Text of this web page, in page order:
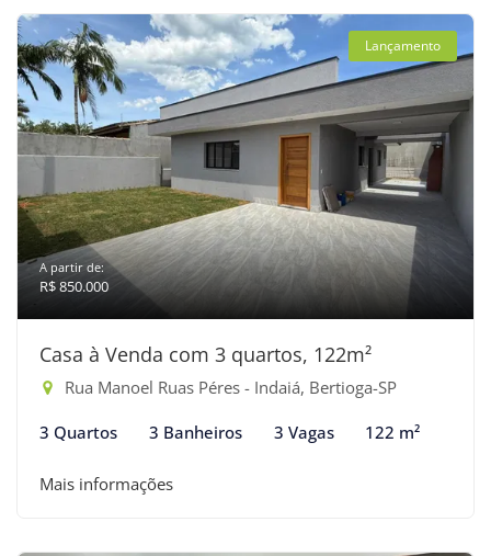
Lançamento
A partir de:
R$ 850.000
Casa à Venda com 3 quartos, 122m²
Rua Manoel Ruas Péres - Indaiá, Bertioga-SP
3 Quartos 3 Banheiros 3 Vagas 122 m²
Mais informações